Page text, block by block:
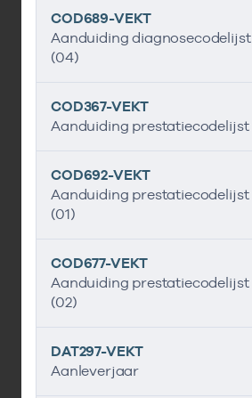
COD689-VEKT
Aanduiding diagnosecodelijst
(04)
COD367-VEKT
Aanduiding prestatiecodelijst
COD692-VEKT
Aanduiding prestatiecodelijst
(01)
COD677-VEKT
Aanduiding prestatiecodelijst
(02)
DAT297-VEKT
Aanleverjaar